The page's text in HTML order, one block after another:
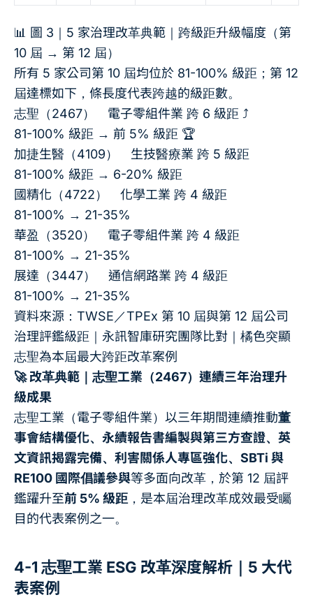
📊 圖 3｜5 家治理改革典範｜跨級距升級幅度（第
10 屆 → 第 12 屆）
所有 5 家公司第 10 屆均位於 81-100% 級距；第 12
屆達標如下，條長度代表跨越的級距數。
志聖（2467）
電子零組件業 跨 6 級距 ⤴
81-100% 級距 → 前 5% 級距 🏆
加捷生醫（4109）
生技醫療業 跨 5 級距
81-100% 級距 → 6-20% 級距
國精化（4722）
化學工業 跨 4 級距
81-100% → 21-35%
華盈（3520）
電子零組件業 跨 4 級距
81-100% → 21-35%
展達（3447）
通信網路業 跨 4 級距
81-100% → 21-35%
資料來源：TWSE／TPEx 第 10 屆與第 12 屆公司
治理評鑑級距｜永訊智庫研究團隊比對｜橘色突顯
志聖為本屆最大跨距改革案例
🚀 改革典範｜志聖工業（2467）連續三年治理升
級成果
志聖工業（電子零組件業）以三年期間連續推動董
事會結構優化、永續報告書編製與第三方查證、英
文資訊揭露完備、利害關係人專區強化、SBTi 與
RE100 國際倡議參與等多面向改革，於第 12 屆評
鑑躍升至前 5% 級距 ，是本屆治理改革成效最受矚
目的代表案例之一。
4-1 志聖工業 ESG 改革深度解析｜5 大代
表案例